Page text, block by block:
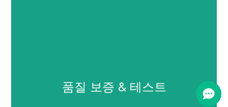
우리의 고급, 자동화된 생산 라인은 대규모 제조에서 일관성과
효율성을 보장합니다.. 우리는 cGMP를 준수합니다, ISO, 깨끗
한 환경에서 고품질의 제품을 생산하기 위해 기타 글로벌 표준
품질 보증 & 테스트